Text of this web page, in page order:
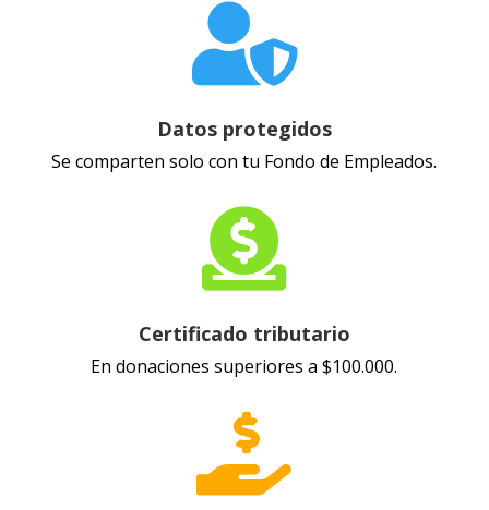

Datos protegidos
Se comparten solo con tu Fondo de Empleados.

Certificado tributario
En donaciones superiores a $100.000.
